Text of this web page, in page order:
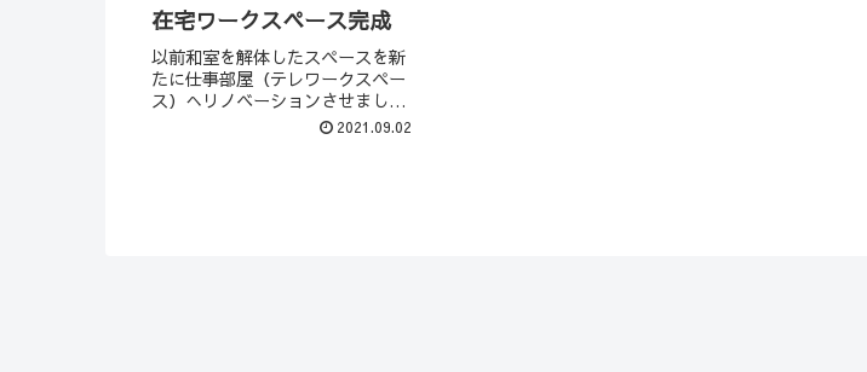
在宅ワークスペース完成
以前和室を解体したスペースを新
たに仕事部屋（テレワークスペー
ス）へリノベーションさせまし
た。和室解体の記事↓計画まずは
2021.09.02